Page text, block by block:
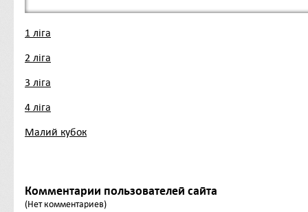
1 ліга
2 ліга
3 ліга
4 ліга
Малий кубок
Комментарии пользователей сайта
(Нет комментариев)